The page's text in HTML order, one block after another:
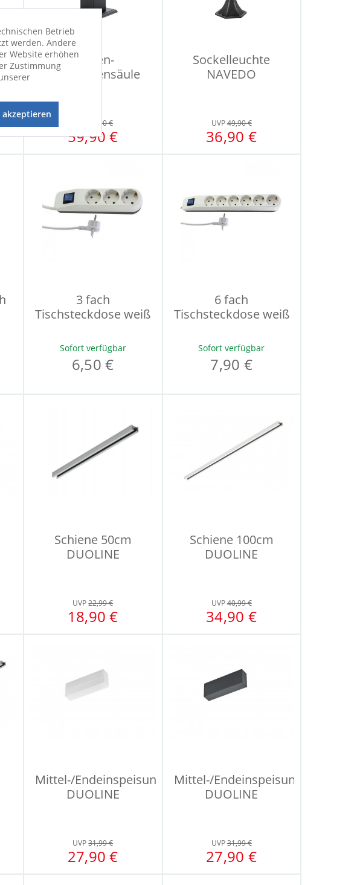
Garten-
Steckdosensäule
64,90 €
59,90 €
Sockelleuchte
NAVEDO
UVP49,90 €
36,90 €
3 fach
Tischsteckdose weiß
Sofort verfügbar
6,50 €
6 fach
Tischsteckdose weiß
Sofort verfügbar
7,90 €
Schiene 50cm
DUOLINE
UVP22,99 €
18,90 €
Schiene 100cm
DUOLINE
UVP40,99 €
34,90 €
Mittel-/Endeinspeisung
DUOLINE
UVP31,99 €
27,90 €
Mittel-/Endeinspeisung
DUOLINE
UVP31,99 €
27,90 €
Betrieb
werden. Andere
Website erhöhen
Zustimmung
akzeptieren